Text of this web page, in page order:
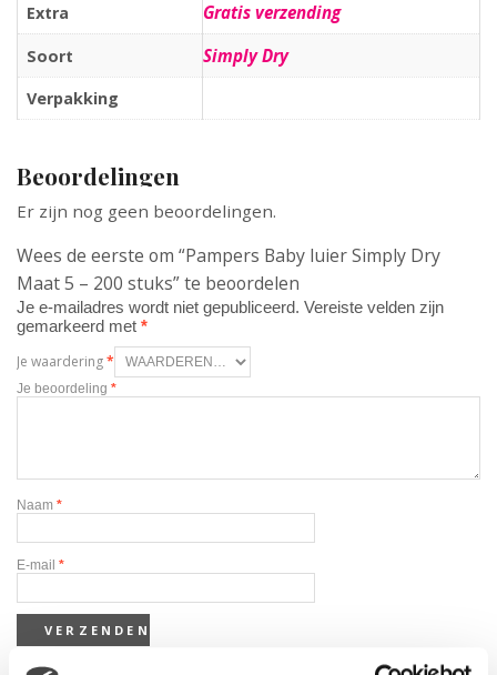
Extra Gratis verzending
Soort Simply Dry
Verpakking
Beoordelingen
Er zijn nog geen beoordelingen.
Wees de eerste om “Pampers Baby luier Simply Dry
Maat 5 – 200 stuks” te beoordelen
Je e-mailadres wordt niet gepubliceerd. Vereiste velden zijn
gemarkeerd met *
Je waardering*
Je beoordeling *
Naam *
E-mail *